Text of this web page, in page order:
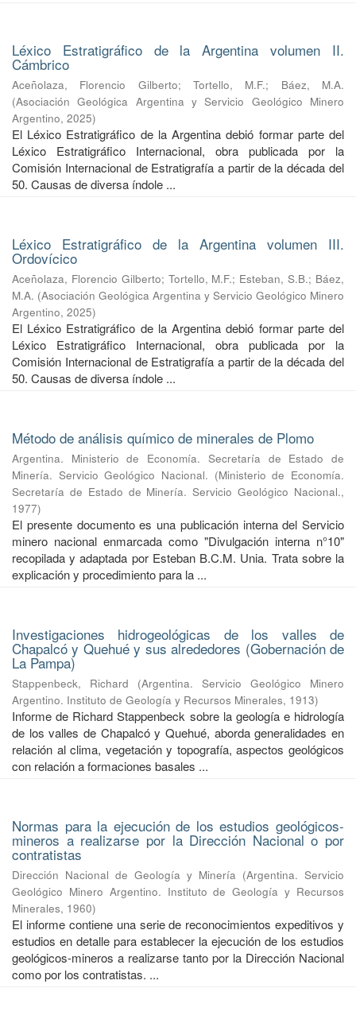
Léxico Estratigráfico de la Argentina volumen II.
Cámbrico
Aceñolaza, Florencio Gilberto;Tortello, M.F.; Báez, M.A.
(Asociación Geológica Argentina y Servicio Geológico Minero
Argentino, 2025)
El Léxico Estratigráfico de la Argentina debió formar parte del
Léxico Estratigráfico Internacional, obra publicada por la
Comisión Internacional de Estratigrafía a partir de la década del
50. Causas de diversa índole ...
Léxico Estratigráfico de la Argentina volumen III.
Ordovícico
Aceñolaza, Florencio Gilberto; Tortello, M.F.; Esteban, S.B.; Báez,
M.A. (Asociación Geológica Argentina y Servicio Geológico Minero
Argentino, 2025)
El Léxico Estratigráfico de la Argentina debió formar parte del
Léxico Estratigráfico Internacional, obra publicada por la
Comisión Internacional de Estratigrafía a partir de la década del
50. Causas de diversa índole ...
Método de análisis químico de minerales de Plomo
Argentina. Ministerio de Economía. Secretaría de Estado de
Minería. Servicio Geológico Nacional. (Ministerio de Economía.
Secretaría de Estado de Minería. Servicio Geológico Nacional.,
1977)
El presente documento es una publicación interna del Servicio
minero nacional enmarcada como "Divulgación interna n°10"
recopilada y adaptada por Esteban B.C.M. Unia. Trata sobre la
explicación y procedimiento para la ...
Investigaciones hidrogeológicas de los valles de
Chapalcó y Quehué y sus alrededores (Gobernación de
La Pampa)
Stappenbeck, Richard (Argentina. Servicio Geológico Minero
Argentino. Instituto de Geología y Recursos Minerales, 1913)
Informe de Richard Stappenbeck sobre la geología e hidrología
de los valles de Chapalcó y Quehué, aborda generalidades en
relación al clima, vegetación y topografía, aspectos geológicos
con relación a formaciones basales ...
Normas para la ejecución de los estudios geológicos-
mineros a realizarse por la Dirección Nacional o por
contratistas
Dirección Nacional de Geología y Minería (Argentina. Servicio
Geológico Minero Argentino. Instituto de Geología y Recursos
Minerales, 1960)
El informe contiene una serie de reconocimientos expeditivos y
estudios en detalle para establecer la ejecución de los estudios
geológicos-mineros a realizarse tanto por la Dirección Nacional
como por los contratistas. ...